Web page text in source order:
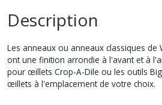
Description
Les anneaux ou anneaux classiques de
ont une finition arrondie à l'avant et à
pour œillets Crop-A-Dile ou les outils
œillets à l'emplacement de votre choix.